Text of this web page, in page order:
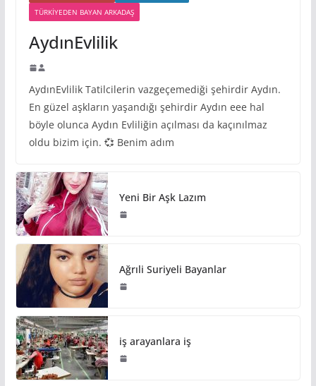
TÜRKIYEDEN BAYAN ARKADAŞ
AydınEvlilik
AydınEvlilik Tatilcilerin vazgeçemediği şehirdir Aydın.
En güzel aşkların yaşandığı şehirdir Aydın eee hal
böyle olunca Aydın Evliliğin açılması da kaçınılmaz
oldu bizim için. 💞 Benim adım
Yeni Bir Aşk Lazım
Ağrıli Suriyeli Bayanlar
iş arayanlara iş